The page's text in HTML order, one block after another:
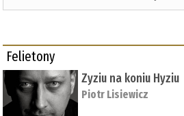
Felietony
Zyziu na koniu Hyziu
Piotr Lisiewicz